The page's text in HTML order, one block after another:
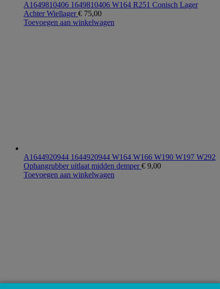
A1649810406 1649810406 W164 R251 Conisch Lager
Achter Wiellager€ 75,00
Toevoegen aan winkelwagen
A1644920944 1644920944 W164 W166 W190 W197 W292
Ophangrubber uitlaat midden demper€ 9,00
Toevoegen aan winkelwagen